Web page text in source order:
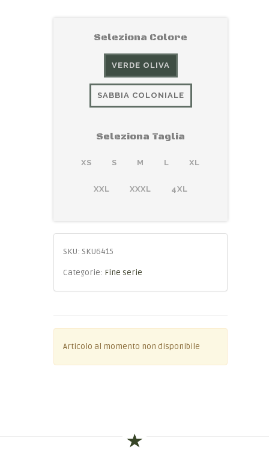
Seleziona Colore
VERDE OLIVA
SABBIA COLONIALE
Seleziona Taglia
XS S M L XL
XXL XXXL 4XL
SKU: SKU6415
Categorie: Fine serie
Articolo al momento non disponibile